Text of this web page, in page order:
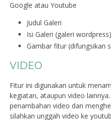
Google atau Youtube
Judul Galeri
Isi Galeri (galeri wordpress)
Gambar fitur (difungsikan
VIDEO
Fitur ini digunakan untuk
kegiatan, ataupun video
penambahan video dan
silahkan unggah video ke